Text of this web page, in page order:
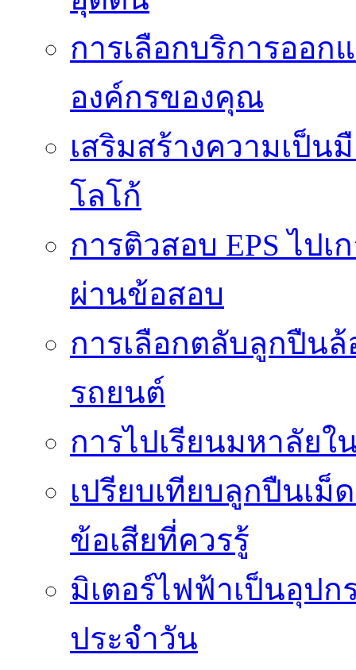
การเลือกบริการออ
องค์กรของคุณ
เสริมสร้างความเป็
โลโก้
การติวสอบ EPS ไปเ
ผ่านข้อสอบ
การเลือกตลับลูกปืน
รถยนต์
การไปเรียนมหาลัย
เปรียบเทียบลูกปืนเ
ข้อเสียที่ควรรู้
มิเตอร์ไฟฟ้าเป็นอุป
ประจำวัน